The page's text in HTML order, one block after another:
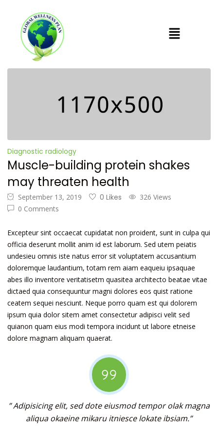
Diagnostic radiology
Muscle-building protein shakes
may threaten health
September 13, 2019 0 Likes
326 Views
0 Comments
Excepteur sint occaecat cupidatat non proident, sunt in culpa qui
officia deserunt mollit anim id est laborum. Sed utem peiatis
undesieu omnis iste natus error sit voluptatem accusantium
doloremque laudantium, totam rem aiam eaqueiu ipsaquae
abes illo inventore veritatisetm quasitea architecto beatae vitae
dictaed quia consequuntur magni dolores eos quist ratione
ceatem sequei nesciunt. Neque porro quam est qui dolorem
ipsum quia dolor sitem amet consectetur adipisci velit sed
quianon quam eius modi tempora incidunt ut labore etneise
dolore magnam aliquam quaerat.
” Adipisicing elit, sed dote eiusmod tempor olak magna
aliqua okaeine mikaru itniesce lokate ibsiam.”